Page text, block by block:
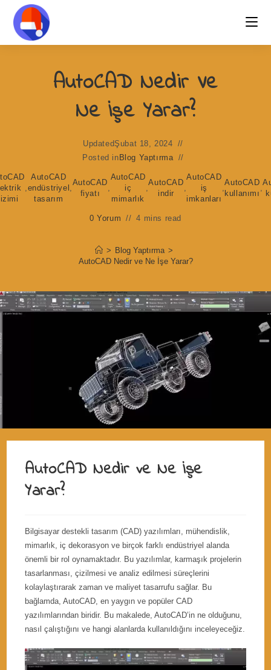
content
AutoCAD Nedir Ve
Ne İşe Yarar?
UpdatedŞubat 18, 2024
Posted in Blog Yaptırma
,
AutoCAD
endüstriyel
tasarım
,
AutoCAD
fiyatı
,
AutoCAD
iç
mimarlık
,
AutoCAD
indir
,
AutoCAD
iş
imkanları
,
AutoCAD
kullanımı
,
0 Yorum 4 mins read
> Blog Yaptırma >
AutoCAD Nedir ve Ne İşe Yarar?
AutoCAD Nedir ve Ne İşe
Yarar?
Bilgisayar destekli tasarım (CAD) yazılımları, mühendislik,
mimarlık, iç dekorasyon ve birçok farklı endüstriyel alanda
önemli bir rol oynamaktadır. Bu yazılımlar, karmaşık projelerin
tasarlanması, çizilmesi ve analiz edilmesi süreçlerini
kolaylaştırarak zaman ve maliyet tasarrufu sağlar. Bu
bağlamda, AutoCAD, en yaygın ve popüler CAD
yazılımlarından biridir. Bu makalede, AutoCAD’in ne olduğunu,
nasıl çalıştığını ve hangi alanlarda kullanıldığını inceleyeceğiz.